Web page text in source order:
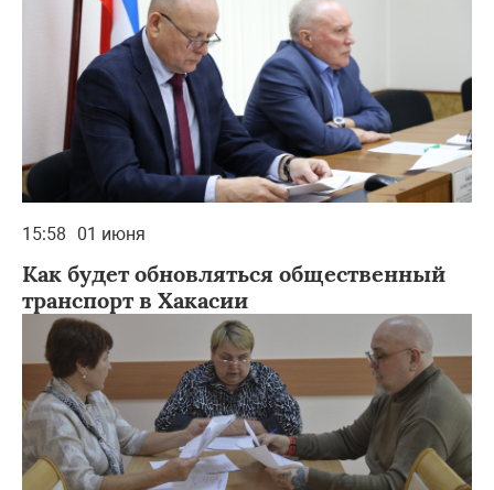
15:58 01 июня
Как будет обновляться общественный
транспорт в Хакасии